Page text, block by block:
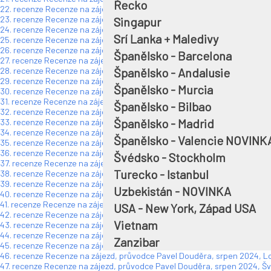
Řecko
Singapur
Srí Lanka + Maledivy
Španělsko - Barcelona
Španělsko - Andalusie
Španělsko - Murcia
Španělsko - Bilbao
Španělsko - Madrid
Španělsko - Valencie
Švédsko - Stockholm
Turecko - Istanbul
Uzbekistán - NOVINKA
USA - New York, Západ USA
Vietnam
Zanzibar
22. recenze Recenze na zájezd, průvodce Pavel Douděra, ČERVENEC
23. recenze Recenze na zájezd, průvodce Pavel Douděra, ČERVENEC
24. recenze Recenze na zájezd, průvodce Pavel Douděra, ČERVENEC
25. recenze Recenze na zájezd, průvodce Pavel Douděra, ČERVENEC
26. recenze Recenze na zájezd, průvodce Pavel Douděra, ČERVENEC
27. recenze Recenze na zájezd, průvodce Pavel Douděra, ČERVENEC
28. recenze Recenze na zájezd, průvodce Pavel Douděra, KVĚTEN 2025,
29. recenze Recenze na zájezd, průvodce Pavel Douděra, DUBEN 2025,
30. recenze Recenze na zájezd, průvodce Pavel Douděra, ÚNOR 2025,
31. recenze Recenze na zájezd, průvodce Pavel Douděra, ÚNOR 2025,
32. recenze Recenze na zájezd, průvodce Pavel Douděra, LEDEN 2025,
33. recenze Recenze na zájezd, průvodce Pavel Douděra, LEDEN 2025,
34. recenze Recenze na zájezd, průvodce Pavel Douděra, LEDEN 2025,
35. recenze Recenze na zájezd, průvodce Pavel Douděra, LISTOPAD
36. recenze Recenze na zájezd, průvodce Pavel Douděra, LISTOPAD
37. recenze Recenze na zájezd, průvodce Pavel Douděra, ŘÍJEN 2024,
38. recenze Recenze na zájezd, průvodce Pavel Douděra, ŘÍJEN 2024,
39. recenze Recenze na zájezd, průvodce Pavel Douděra, ŘÍJEN 2024,
40. recenze Recenze na zájezd, průvodce Pavel Douděra, ŘÍJEN 2024,
41. recenze Recenze na zájezd, průvodce Pavel Douděra, ŘÍJEN 2024,
42. recenze Recenze na zájezd, průvodce Pavel Douděra, ŘÍJEN 2024,
43. recenze Recenze na zájezd, průvodce Pavel Douděra, ŘÍJEN 2024,
44. recenze Recenze na zájezd, průvodce Pavel Douděra, ŘÍJEN 2024,
45. recenze Recenze na zájezd, průvodce Pavel Douděra, srpen 2024,
46. recenze Recenze na zájezd, průvodce Pavel Douděra, srpen 2024,
47. recenze Recenze na zájezd, průvodce Pavel Douděra, srpen 2024,